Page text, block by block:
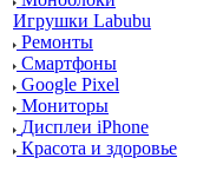
Игрушки Labubu
Ремонты
Смартфоны
Google Pixel
Мониторы
Дисплеи iPhone
Красота и здоровье